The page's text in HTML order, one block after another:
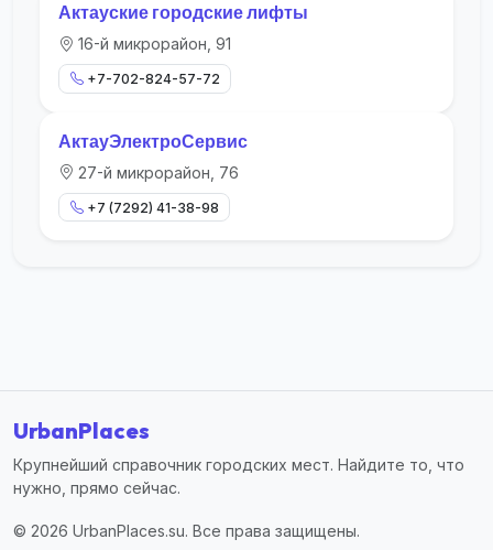
Актауские городские лифты
16-й микрорайон, 91
+7-702-824-57-72
АктауЭлектроСервис
27-й микрорайон, 76
+7 (7292) 41-38-98
UrbanPlaces
Крупнейший справочник городских мест. Найдите то, что
нужно, прямо сейчас.
© 2026 UrbanPlaces.su. Все права защищены.